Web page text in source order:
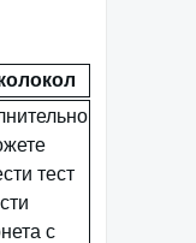
тест
с